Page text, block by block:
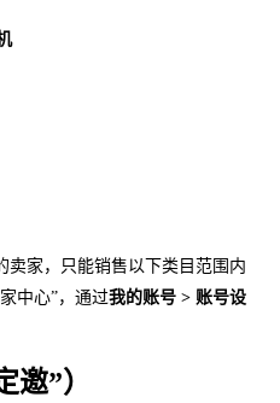
卖家，只能销售以下类目范围内
中心”，通过我的账号 > 账号设
邀”）